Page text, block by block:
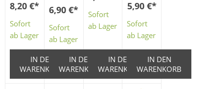
8,20 €*
Sofort
ab Lager
IN DEN
WARENKORB
6,90 €*
Sofort
ab Lager
IN DEN
WARENKORB
Sofort
ab Lager
IN DEN
WARENKORB
5,90 €*
Sofort
ab Lager
IN DEN
WARENKORB